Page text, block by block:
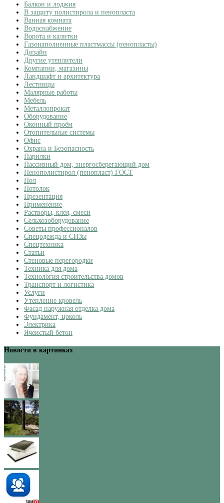
Балкон и лоджия
В защиту полистирола и пенопласта
Ванная комната
Водоснабжение
Ворота и калитки
Газонаполненные пластмассы (пенопласты)
Дизайн
Другие утеплители
Компании, магазины
Ландшафт и архитектура
Лестницы
Малярные работы
Мебель
Металлопрокат
Оборудование
Оконный проём
Отопительные системы
Офис
Охрана и Безопасность
Парилки
Пассивный дом, энергосберегающий дом
Пенополистирол (пенопласт) ГОСТ
Пол
Потолок
Презентация
Применение
Растворы, клея, смеси
Сельхозоборудование
Советы профессионалов
Спецодежда и СИЗы
Спецтехника
Статьи
Стеновые перегородки
Техника для дома
Технология строительства домов
Транспорт и логистика
Услуги
Утепление кровель
Фасад наружная отделка дома
Фундамент, цоколь
Электрика
Ячеистый бетон
Новости в картинках